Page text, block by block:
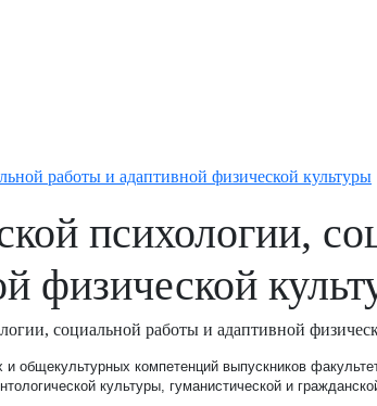
работы и адаптивной физической культуры
психологии,
физической
социальной работы и адаптивной
общекультурных компетенций выпускников
культуры, гуманистической и